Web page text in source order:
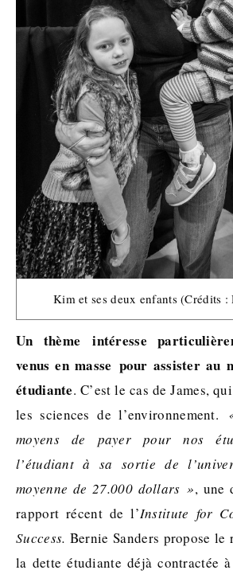
Kim et ses deux enfants (Crédits
Un thème intéresse
venus en masse pour assister au
étudiante. C’est le cas de James,
les sciences de l’environnement.
moyens de payer pour nos
l’étudiant à sa sortie de
moyenne de 27.000 dollars », une
rapport récent de l’Institute for
Success. Bernie Sanders propose le
la dette étudiante déjà contractée